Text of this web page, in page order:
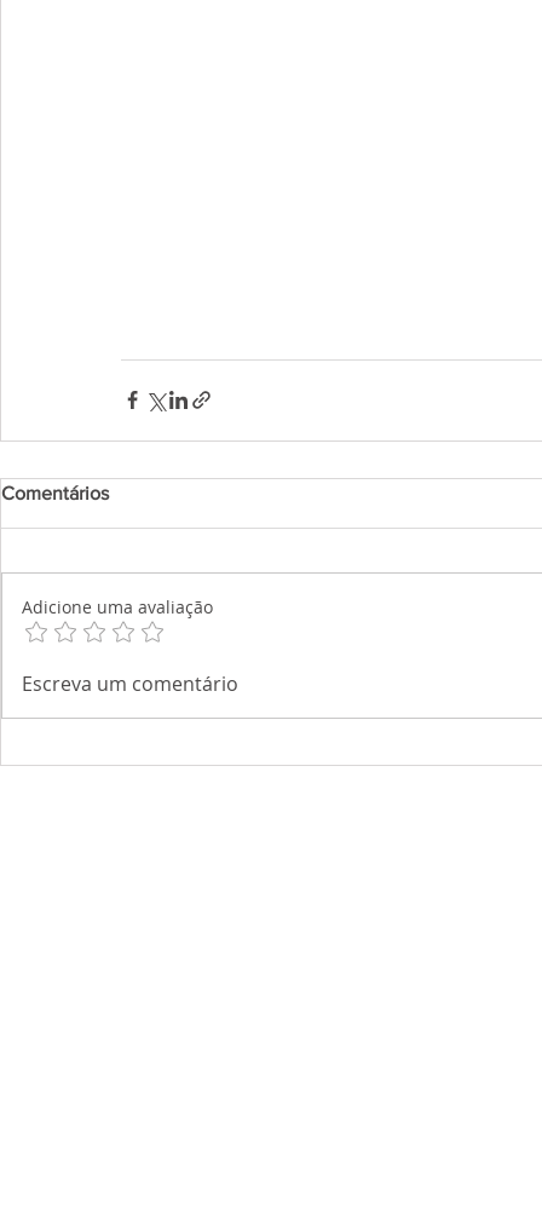
Comentários
Adicione uma avaliação
Escreva um comentário